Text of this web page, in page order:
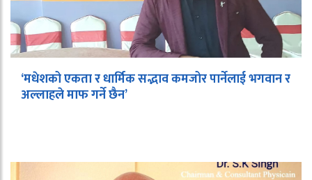
‘मधेशको एकता र धार्मिक सद्भाव कमजोर पार्नेलाई भगवान र
अल्लाहले माफ गर्ने छैन’